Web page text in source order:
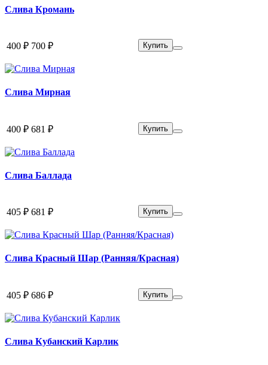
Слива Кромань
400 ₽ 700 ₽ Купить
Слива Мирная
400 ₽ 681 ₽ Купить
Слива Баллада
405 ₽ 681 ₽ Купить
Слива Красный Шар (Ранняя/Красная)
405 ₽ 686 ₽ Купить
Слива Кубанский Карлик